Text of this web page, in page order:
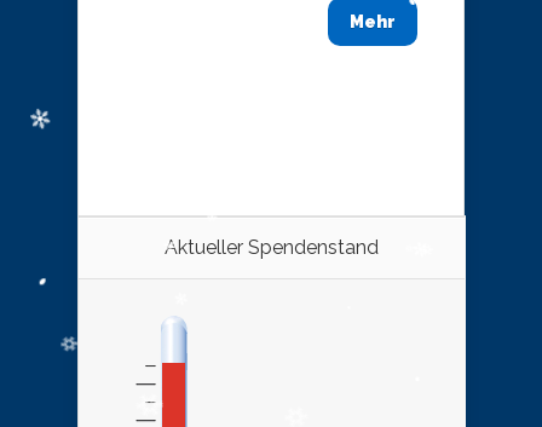
Mehr
Aktueller Spendenstand